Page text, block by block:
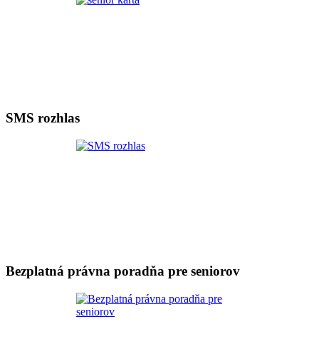
SMS rozhlas
Bezplatná právna poradňa pre seniorov